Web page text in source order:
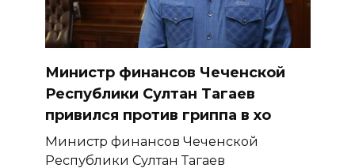
Министр финансов Чеченской
Республики Султан Тагаев
привился против гриппа в хо
Министр финансов Чеченской
Республики Султан Тагаев